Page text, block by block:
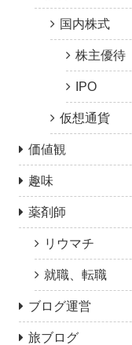
国内株式
株主優待
IPO
仮想通貨
価値観
趣味
薬剤師
リウマチ
就職、転職
ブログ運営
旅ブログ